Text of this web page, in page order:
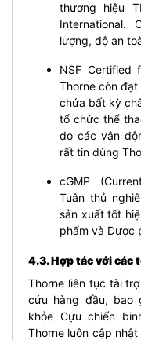
thương hiệu
International.
lượng, độ an
NSF Certified
Thorne còn
chứa bất kỳ
tổ chức thể
do các vận
rất tin dùng
cGMP
Tuân thủ
sản xuất tốt
phẩm và Dược
4.3. Hợp tác với các
Thorne liên tục tài
cứu hàng đầu, bao
khỏe Cựu chiến
Thorne luôn cập